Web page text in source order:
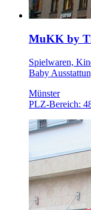
MuKK by
Spielwaren,
Baby
Münster
PLZ-Bereich: